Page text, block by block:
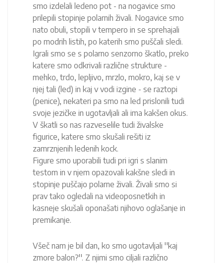
smo izdelali ledeno pot - na nogavice smo
prilepili stopinje polarnih živali. Nogavice smo
nato obuli, stopili v tempero in se sprehajali
po modrih listih, po katerih smo puščali sledi.
Igrali smo se s polarno senzorno škatlo, preko
katere smo odkrivali različne strukture -
mehko, trdo, lepljivo, mrzlo, mokro, kaj se v
njej tali (led) in kaj v vodi izgine - se raztopi
(penice), nekateri pa smo na led prislonili tudi
svoje jezičke in ugotavljali ali ima kakšen okus.
V škatli so nas razveselile tudi živalske
figurice, katere smo skušali rešiti iz
zamrznjenih ledenih kock.
Figure smo uporabili tudi pri igri s slanim
testom in v njem opazovali kakšne sledi in
stopinje puščajo polarne živali. Živali smo si
prav tako ogledali na videoposnetkih in
kasneje skušali oponašati njihovo oglašanje in
premikanje.
Všeč nam je bil dan, ko smo ugotavljali ''kaj
zmore balon?''. Z njimi smo ciljali različno